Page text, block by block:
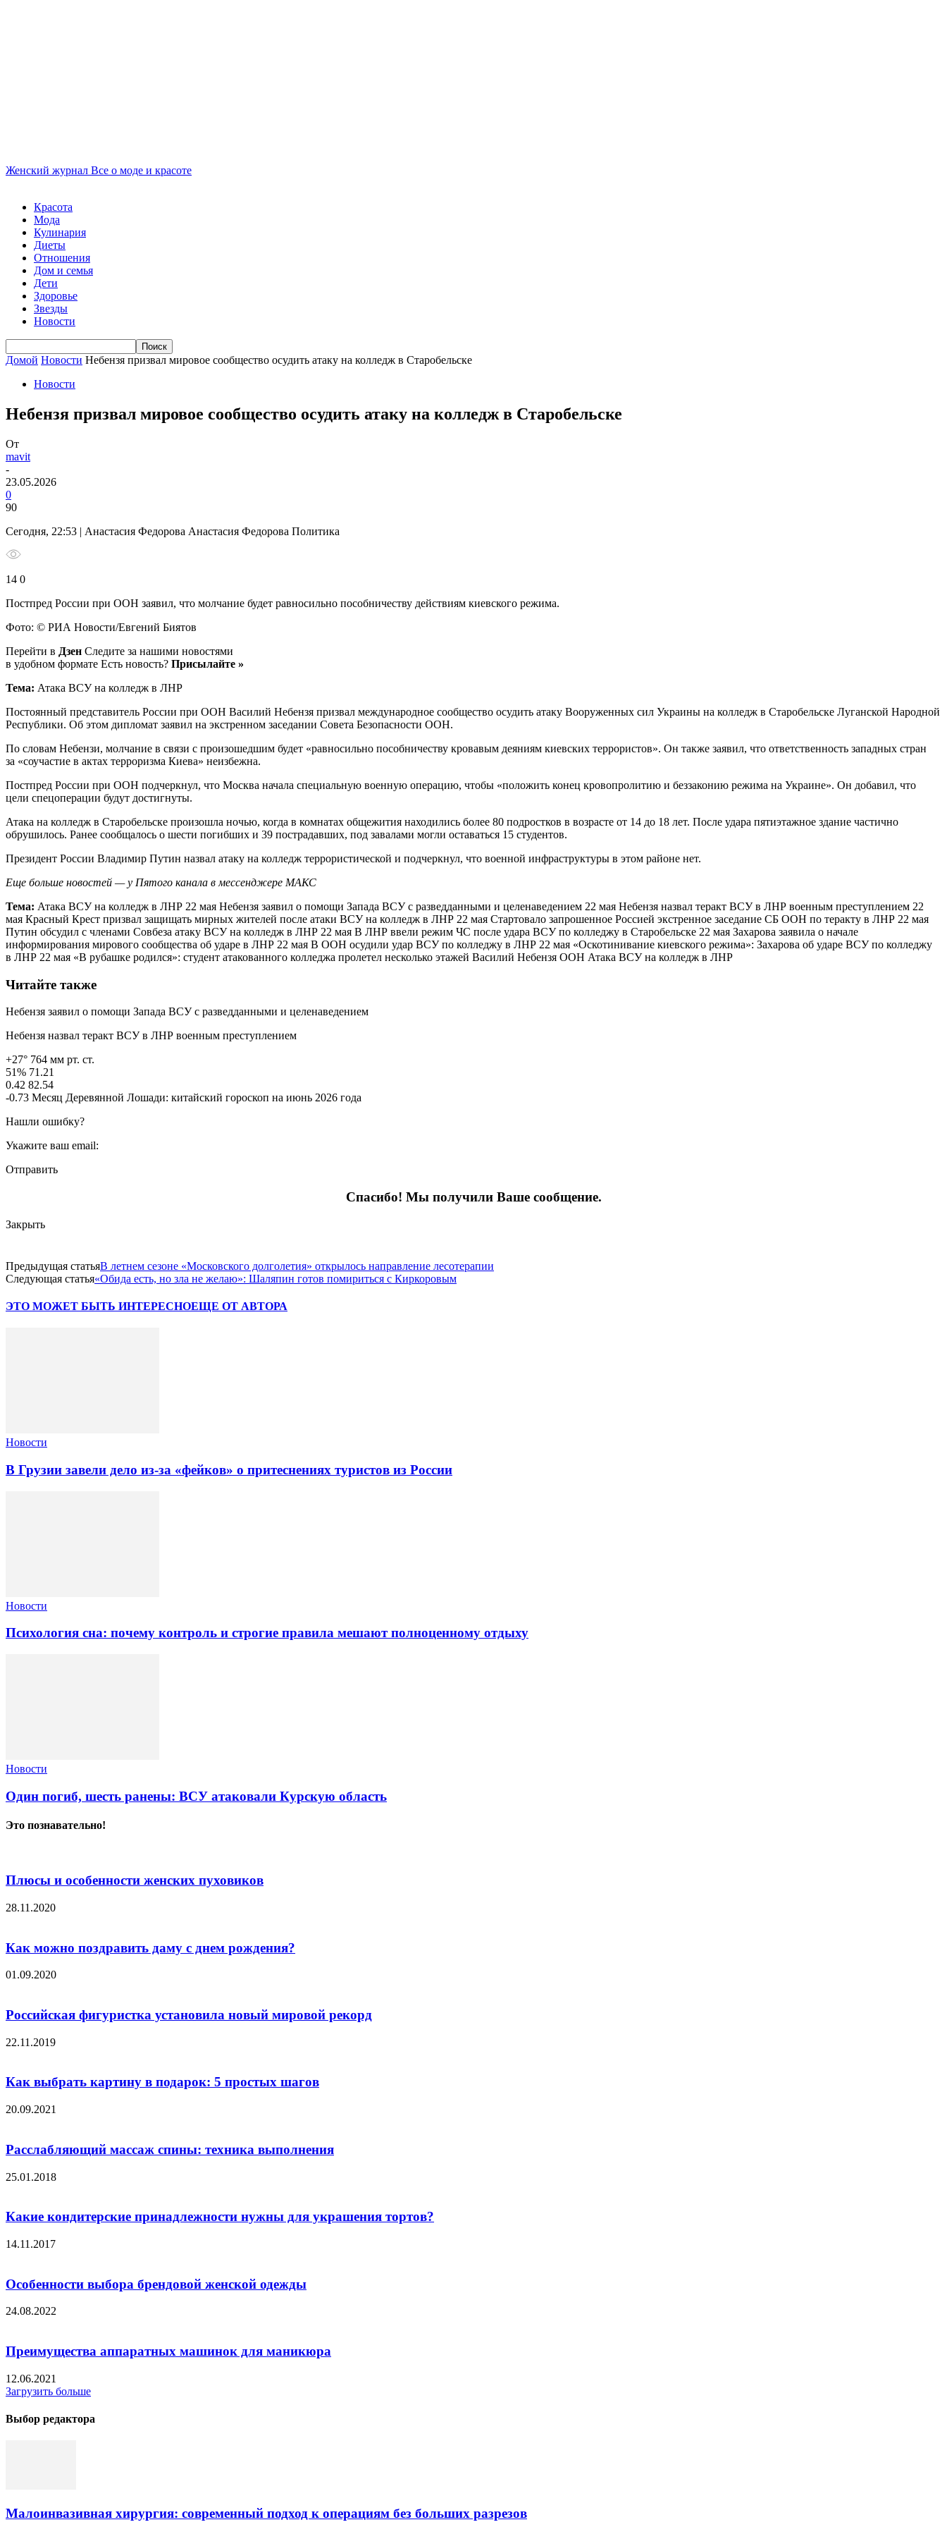
Женский журнал Все о моде и красоте
Красота
Мода
Кулинария
Диеты
Отношения
Дом и семья
Дети
Здоровье
Звезды
Новости
Домой Новости Небензя призвал мировое сообщество осудить атаку на колледж в Старобельске
Новости
Небензя призвал мировое сообщество осудить атаку на колледж в Старобельске
От
mavit
-
23.05.2026
0
90
Сегодня, 22:53 | Анастасия Федорова Анастасия Федорова Политика
14 0
Постпред России при ООН заявил, что молчание будет равносильно пособничеству действиям киевского режима.
Фото: © РИА Новости/Евгений Биятов
Перейти в Дзен Следите за нашими новостями
в удобном формате Есть новость? Присылайте »
Тема: Атака ВСУ на колледж в ЛНР
Постоянный представитель России при ООН Василий Небензя призвал международное сообщество осудить атаку Вооруженных сил Украины на колледж в Старобельске Луганской Народной
Республики. Об этом дипломат заявил на экстренном заседании Совета Безопасности ООН.
По словам Небензи, молчание в связи с произошедшим будет «равносильно пособничеству кровавым деяниям киевских террористов». Он также заявил, что ответственность западных стран
за «соучастие в актах терроризма Киева» неизбежна.
Постпред России при ООН подчеркнул, что Москва начала специальную военную операцию, чтобы «положить конец кровопролитию и беззаконию режима на Украине». Он добавил, что
цели спецоперации будут достигнуты.
Атака на колледж в Старобельске произошла ночью, когда в комнатах общежития находились более 80 подростков в возрасте от 14 до 18 лет. После удара пятиэтажное здание частично
обрушилось. Ранее сообщалось о шести погибших и 39 пострадавших, под завалами могли оставаться 15 студентов.
Президент России Владимир Путин назвал атаку на колледж террористической и подчеркнул, что военной инфраструктуры в этом районе нет.
Еще больше новостей — у Пятого канала в мессенджере МАКС
Тема: Атака ВСУ на колледж в ЛНР 22 мая Небензя заявил о помощи Запада ВСУ с разведданными и целенаведением 22 мая Небензя назвал теракт ВСУ в ЛНР военным преступлением 22
мая Красный Крест призвал защищать мирных жителей после атаки ВСУ на колледж в ЛНР 22 мая Стартовало запрошенное Россией экстренное заседание СБ ООН по теракту в ЛНР 22 мая
Путин обсудил с членами Совбеза атаку ВСУ на колледж в ЛНР 22 мая В ЛНР ввели режим ЧС после удара ВСУ по колледжу в Старобельске 22 мая Захарова заявила о начале
информирования мирового сообщества об ударе в ЛНР 22 мая В ООН осудили удар ВСУ по колледжу в ЛНР 22 мая «Оскотинивание киевского режима»: Захарова об ударе ВСУ по колледжу
в ЛНР 22 мая «В рубашке родился»: студент атакованного колледжа пролетел несколько этажей Василий Небензя ООН Атака ВСУ на колледж в ЛНР
Читайте также
Небензя заявил о помощи Запада ВСУ с разведданными и целенаведением
Небензя назвал теракт ВСУ в ЛНР военным преступлением
+27° 764 мм рт. ст.
51% 71.21
0.42 82.54
-0.73 Месяц Деревянной Лошади: китайский гороскоп на июнь 2026 года
Нашли ошибку?
Укажите ваш email:
Отправить
Спасибо! Мы получили Ваше сообщение.
Закрыть
Предыдущая статьяВ летнем сезоне «Московского долголетия» открылось направление лесотерапии
Следующая статья«Обида есть, но зла не желаю»: Шаляпин готов помириться с Киркоровым
ЭТО МОЖЕТ БЫТЬ ИНТЕРЕСНОЕЩЕ ОТ АВТОРА
Новости
В Грузии завели дело из-за «фейков» о притеснениях туристов из России
Новости
Психология сна: почему контроль и строгие правила мешают полноценному отдыху
Новости
Один погиб, шесть ранены: ВСУ атаковали Курскую область
Это познавательно!
Плюсы и особенности женских пуховиков
28.11.2020
Как можно поздравить даму с днем рождения?
01.09.2020
Российская фигуристка установила новый мировой рекорд
22.11.2019
Как выбрать картину в подарок: 5 простых шагов
20.09.2021
Расслабляющий массаж спины: техника выполнения
25.01.2018
Какие кондитерские принадлежности нужны для украшения тортов?
14.11.2017
Особенности выбора брендовой женской одежды
24.08.2022
Преимущества аппаратных машинок для маникюра
12.06.2021
Загрузить больше
Выбор редактора
Малоинвазивная хирургия: современный подход к операциям без больших разрезов